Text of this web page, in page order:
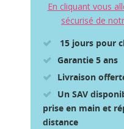
En cliquant vous
sécurisé de
15 jours pour
Garantie 5 ans
Livraison
Un SAV
prise en main et
distance